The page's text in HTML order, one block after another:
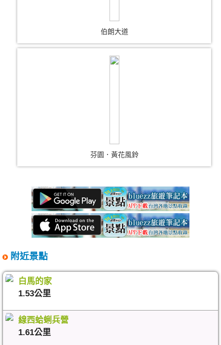
伯朗大道
芬園．黃花風鈴
附近景點
白馬的家
1.53公里
線西蛤蜊兵營
1.61公里